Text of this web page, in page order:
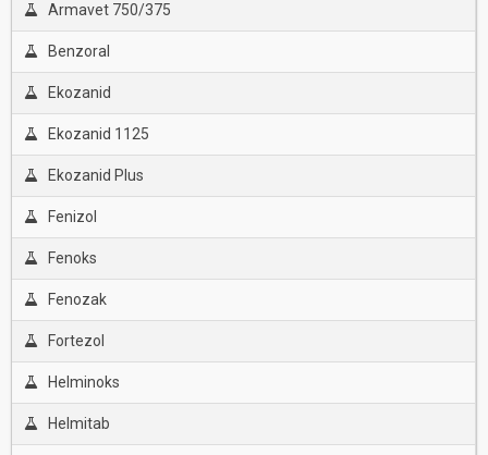
Armavet 750/375
Benzoral
Ekozanid
Ekozanid 1125
Ekozanid Plus
Fenizol
Fenoks
Fenozak
Fortezol
Helminoks
Helmitab